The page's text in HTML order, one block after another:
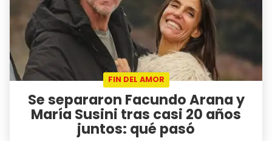
FIN DEL AMOR
Se separaron Facundo Arana y
María Susini tras casi 20 años
juntos: qué pasó